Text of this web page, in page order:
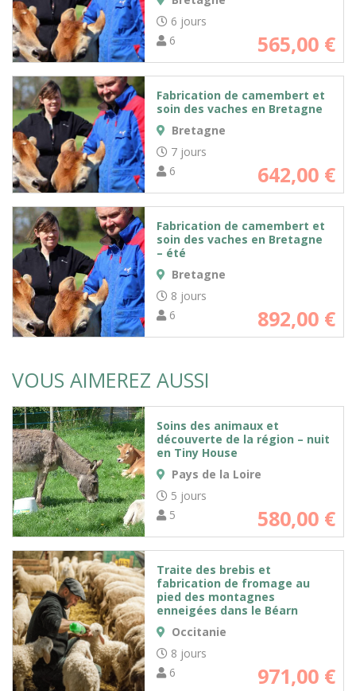
6 jours
6
565,00 €
Fabrication de camembert et
soin des vaches en Bretagne
Bretagne
7 jours
6
642,00 €
Fabrication de camembert et
soin des vaches en Bretagne
– été
Bretagne
8 jours
6
892,00 €
VOUS AIMEREZ AUSSI
Soins des animaux et
découverte de la région – nuit
en Tiny House
Pays de la Loire
5 jours
5
580,00 €
Traite des brebis et
fabrication de fromage au
pied des montagnes
enneigées dans le Béarn
Occitanie
8 jours
6
971,00 €